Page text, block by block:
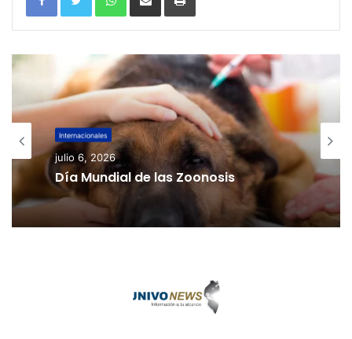
Internacionales
julio 6, 2026
Día Mundial de las Zoonosis